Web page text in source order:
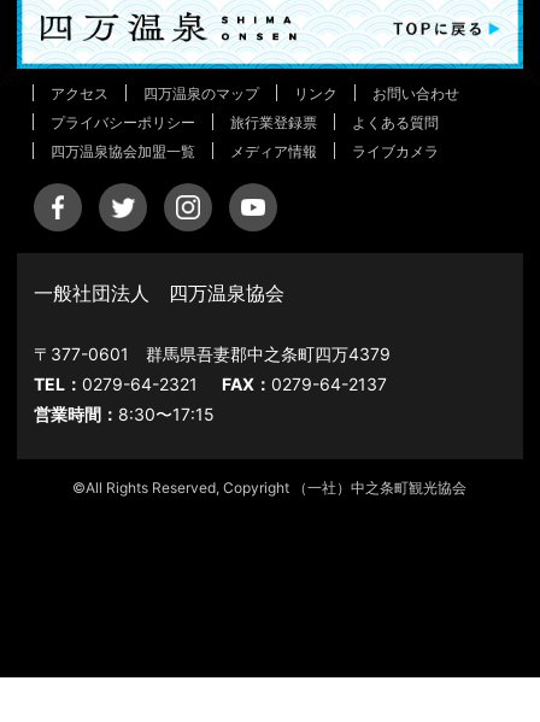
アクセス 四万温泉のマップ リンク
お問い合わせ
プライバシーポリシー
旅行業登録票
よくある質問
四万温泉協会加盟一覧
メディア情報 ライブカメラ
一般社団法人 四万温泉協会
〒377-0601 群馬県吾妻郡中之条町四万4379
TEL：0279-64-2321 FAX：0279-64-2137
営業時間： 8:30〜17:15
©All Rights Reserved, Copyright （一社）中之条町観光協会